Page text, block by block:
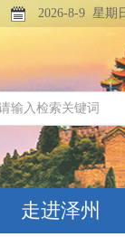
2026-8-9 星期
走进泽州